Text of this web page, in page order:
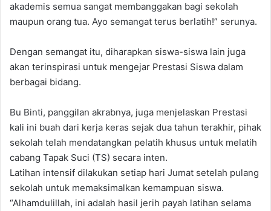
akademis semua sangat membanggakan bagi sekolah
maupun orang tua. Ayo semangat terus berlatih!” serunya.
Dengan semangat itu, diharapkan siswa-siswa lain juga
akan terinspirasi untuk mengejar Prestasi Siswa dalam
berbagai bidang.
Bu Binti, panggilan akrabnya, juga menjelaskan Prestasi
kali ini buah dari kerja keras sejak dua tahun terakhir, pihak
sekolah telah mendatangkan pelatih khusus untuk melatih
cabang Tapak Suci (TS) secara inten.
Latihan intensif dilakukan setiap hari Jumat setelah pulang
sekolah untuk memaksimalkan kemampuan siswa.
“Alhamdulillah, ini adalah hasil jerih payah latihan selama